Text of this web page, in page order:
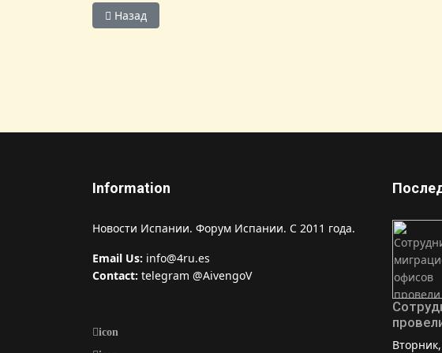
Предыдущий: Португалия и Испания — лучшие страны для
Назад
Information
Новости Испании. Форум Испании. С 2011 года.
Email Us: info@4ru.es
Contact: telegram @AivengoV
icon